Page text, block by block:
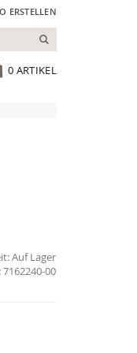
ERSTELLEN
0 ARTIKEL
Suchen
Auf Lager
7162240-00